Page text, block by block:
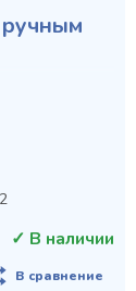
✓ В наличии
В сравнение